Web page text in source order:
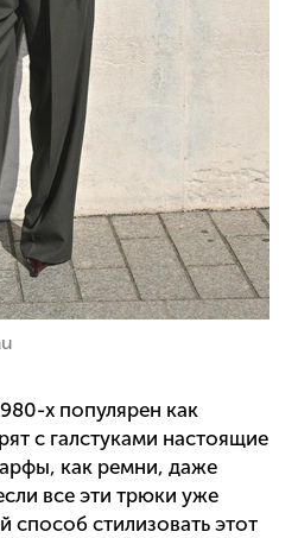
х популярен как
с галстуками настоящие
как ремни, даже
все эти трюки уже
способ стилизовать этот